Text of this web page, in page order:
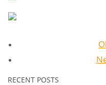
RECENT POSTS